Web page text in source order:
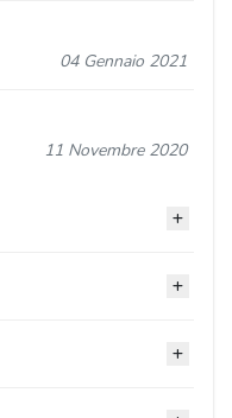
04 Gennaio 2021
11 Novembre 2020
11 Novembre 2020